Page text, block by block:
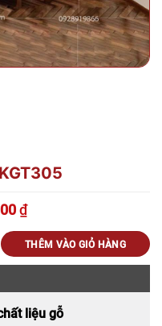
₫
liệu gỗ
THÊM VÀO GIỎ HÀNG